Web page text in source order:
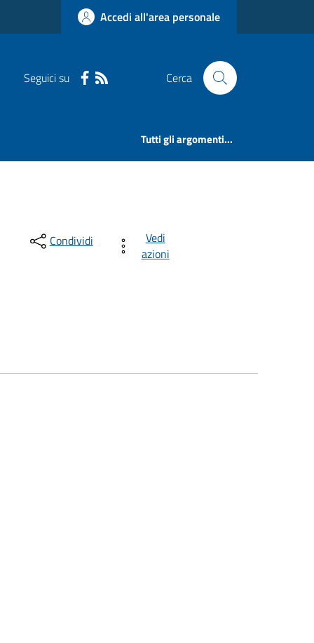
Accedi all'area personale
Seguici su Cerca
Tutti gli argomenti...
Condividi
Vedi
azioni